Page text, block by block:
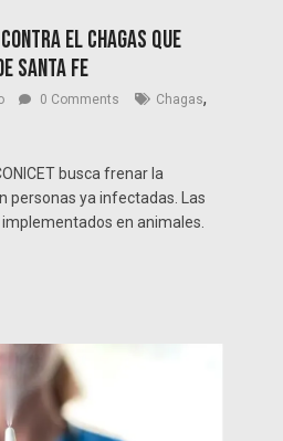
el Chagas que
Santa Fe
0 Comments Chagas,
busca frenar la
personas ya infectadas. Las
en animales.